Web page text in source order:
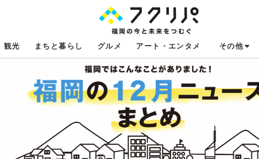
観光 まちと暮らし グルメ アート・エンタメ その他
これからのお
福岡あるある
不動産コラム